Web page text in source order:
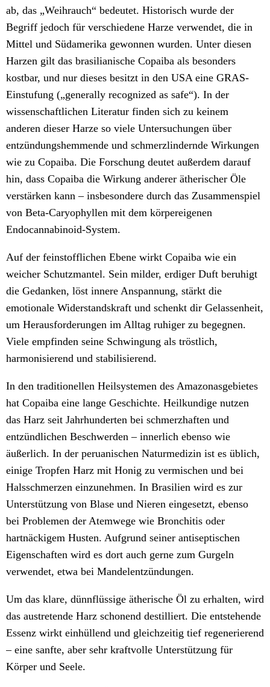
ab, das „Weihrauch“ bedeutet. Historisch wurde der
Begriff jedoch für verschiedene Harze verwendet, die in
Mittel und Südamerika gewonnen wurden. Unter diesen
Harzen gilt das brasilianische Copaiba als besonders
kostbar, und nur dieses besitzt in den USA eine GRAS-
Einstufung („generally recognized as safe“). In der
wissenschaftlichen Literatur finden sich zu keinem
anderen dieser Harze so viele Untersuchungen über
entzündungshemmende und schmerzlindernde Wirkungen
wie zu Copaiba. Die Forschung deutet außerdem darauf
hin, dass Copaiba die Wirkung anderer ätherischer Öle
verstärken kann – insbesondere durch das Zusammenspiel
von Beta-Caryophyllen mit dem körpereigenen
Endocannabinoid-System.
Auf der feinstofflichen Ebene wirkt Copaiba wie ein
weicher Schutzmantel. Sein milder, erdiger Duft beruhigt
die Gedanken, löst innere Anspannung, stärkt die
emotionale Widerstandskraft und schenkt dir Gelassenheit,
um Herausforderungen im Alltag ruhiger zu begegnen.
Viele empfinden seine Schwingung als tröstlich,
harmonisierend und stabilisierend.
In den traditionellen Heilsystemen des Amazonasgebietes
hat Copaiba eine lange Geschichte. Heilkundige nutzen
das Harz seit Jahrhunderten bei schmerzhaften und
entzündlichen Beschwerden – innerlich ebenso wie
äußerlich. In der peruanischen Naturmedizin ist es üblich,
einige Tropfen Harz mit Honig zu vermischen und bei
Halsschmerzen einzunehmen. In Brasilien wird es zur
Unterstützung von Blase und Nieren eingesetzt, ebenso
bei Problemen der Atemwege wie Bronchitis oder
hartnäckigem Husten. Aufgrund seiner antiseptischen
Eigenschaften wird es dort auch gerne zum Gurgeln
verwendet, etwa bei Mandelentzündungen.
Um das klare, dünnflüssige ätherische Öl zu erhalten, wird
das austretende Harz schonend destilliert. Die entstehende
Essenz wirkt einhüllend und gleichzeitig tief regenerierend
– eine sanfte, aber sehr kraftvolle Unterstützung für
Körper und Seele.